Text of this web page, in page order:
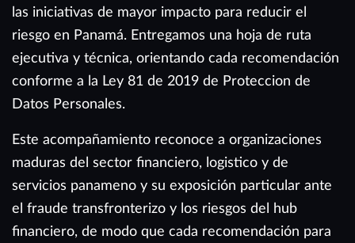
las iniciativas de mayor impacto para reducir el
riesgo en Panamá. Entregamos una hoja de ruta
ejecutiva y técnica, orientando cada recomendación
conforme a la Ley 81 de 2019 de Proteccion de
Datos Personales.
Este acompañamiento reconoce a organizaciones
maduras del sector financiero, logistico y de
servicios panameno y su exposición particular ante
el fraude transfronterizo y los riesgos del hub
financiero, de modo que cada recomendación para